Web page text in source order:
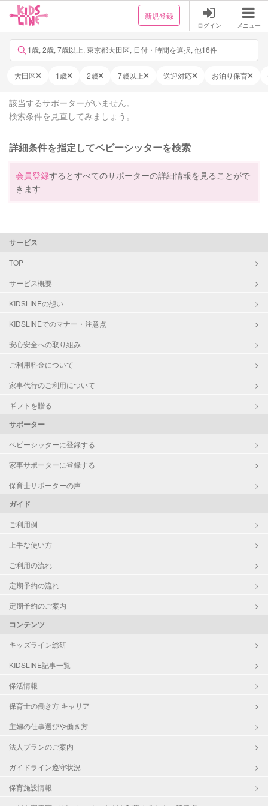
新規登録
ログイン メニュー
1歳, 2歳, 7歳以上, 東京都大田区, 日付・時間を選択, 他16件
大田区 1歳 2歳 7歳以上 送迎対応 お泊り保育
該当するサポーターがいません。
検索条件を見直してみましょう。
詳細条件を指定してベビーシッターを検索
会員登録するとすべてのサポーターの詳細情報を見ることがで
きます
サービス
TOP
サービス概要
KIDSLINEの想い
KIDSLINEでのマナー・注意点
安心安全への取り組み
ご利用料金について
家事代行のご利用について
ギフトを贈る
サポーター
ベビーシッターに登録する
家事サポーターに登録する
保育士サポーターの声
ガイド
ご利用例
上手な使い方
ご利用の流れ
定期予約の流れ
定期予約のご案内
コンテンツ
キッズライン総研
KIDSLINE記事一覧
保活情報
保育士の働き方 キャリア
主婦の仕事選びや働き方
法人プランのご案内
ガイドライン遵守状況
保育施設情報